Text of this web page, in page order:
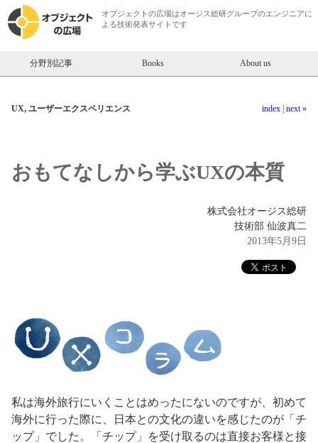
オブジェクトの広場はオージス総研グループのエンジニアに
よる技術発表サイトです
分野別記事 Books About us
index next »
UX, ユーザーエクスペリエンス
おもてなしから学ぶUXの本質
株式会社オージス総研
技術部 仙波真二
2013年5月9日
私は海外旅行にいくことはめったにないのですが、初めて
海外に行った際に、日本との文化の違いを感じたのが「チ
ップ」でした。「チップ」を受け取るのは直接お客様と接